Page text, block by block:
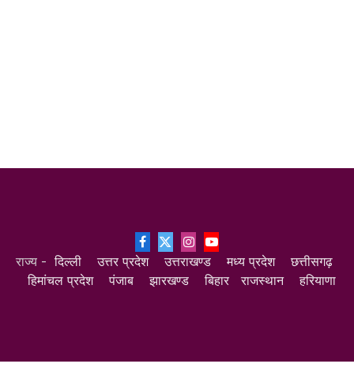
Facebook
X
(Twitter)
InstagramYouTube
राज्य -दिल्ली उत्तर प्रदेश उत्तराखण्ड मध्य प्रदेश
छत्तीसगढ़
हिमांचल प्रदेश
पंजाब झारखण्ड बिहार राजस्थान हरियाणा